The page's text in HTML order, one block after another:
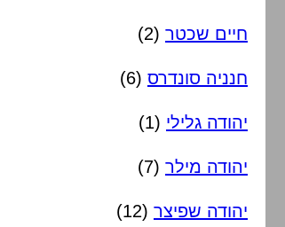
חיים שכטר (2)
חנניה סונדרס (6)
יהודה גלילי (1)
יהודה מילר (7)
יהודה שפיצר (12)